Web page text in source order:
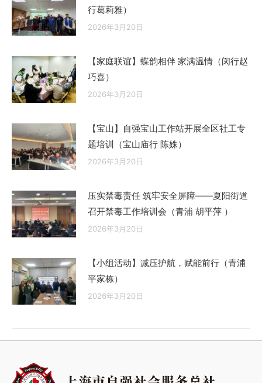
行葛莉雅）
2026年3月20日
【家庭联谊】蝶韵相伴 家满温情（闵行赵
巧喜）
2026年3月20日
【宝山】自强宝山工作站开展全区社工专
题培训（宝山庙行 陈姝）
2026年3月20日
压实禁毒责任 筑牢安全屏障——夏阳街道
召开禁毒工作培训会（青浦 胡平萍 ）
2026年3月20日
【小组活动】减压护航，赋能前行（青浦
平家栋）
2026年3月20日